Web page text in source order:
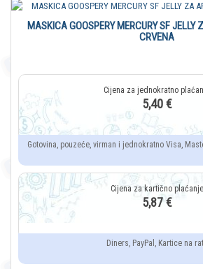
MASKICA GOOSPERY MERCURY SF JELLY
CRVENA
5,40 €
Gotovina, pouzeće, virman i jednokratno Visa,
5,87 €
Diners, PayPal, Kartice na